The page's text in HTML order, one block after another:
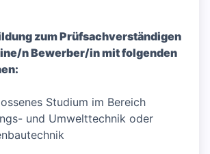
zum Prüfsachverständigen
n Bewerber/in mit folgenden
Studium im Bereich
und Umwelttechnik oder